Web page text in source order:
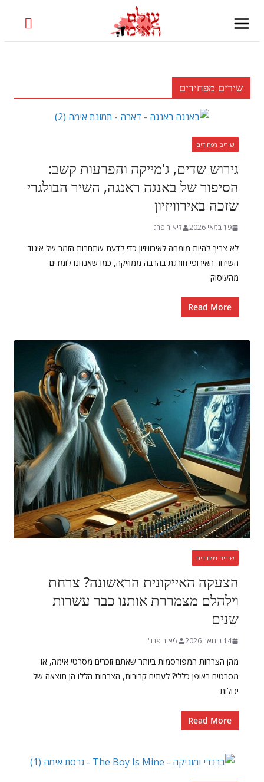
שירים מפחידים
שירים מפחידים
גירוש שדים, ג'מייקה והפרעות קשב:
הסיפור של באנגה ראנגה, השיר הבולגרי
שזכה באירוויזיון
19 במאי 2026 ליאור פרג'
לא צריך להיות מומחה לאירוויזיון כדי לדעת שתחרות הזמר של איגוד
השידור האירופי חורגת בהרבה ממוזיקה, כמו שאנחנו לומדים
מהעיסוק
Read More
שירים מפחידים
הצעקה האייקונית הראשונה? צרחת
וילהלם מצמררת אותנו כבר עשרות
שנים
14 בינואר 2026 ליאור פרג'
מהן הצרחות המפורסמות ביותר שאתם זוכרים מסרטי אימה, או
מסרטים באופן כללי? לעתים קרובות, הצרחות הללו הן תוצאה של
יכולות
Read More